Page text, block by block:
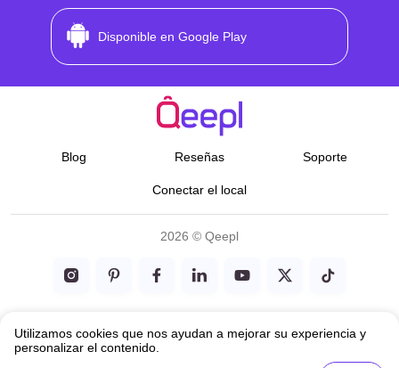
Disponible en Google Play
Blog Reseñas Soporte
Conectar el local
2026 © Qeepl
Términos y Condiciones
Utilizamos cookies que nos ayudan a mejorar su experiencia y
personalizar el contenido.